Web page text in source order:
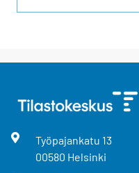
Työpajankatu 13
00580 Helsinki